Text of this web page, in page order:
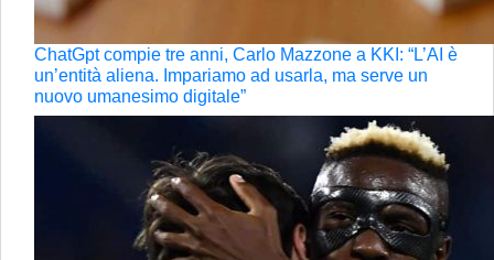
ChatGpt compie tre anni, Carlo Mazzone a KKI: “L’AI è
un’entità aliena. Impariamo ad usarla, ma serve un
nuovo umanesimo digitale”